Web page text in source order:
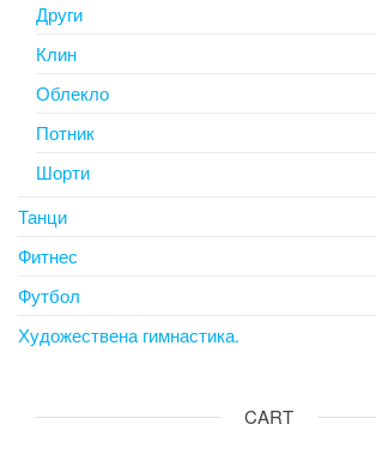
Други
Клин
Облекло
Потник
Шорти
Танци
Фитнес
Футбол
Художествена гимнастика.
CART